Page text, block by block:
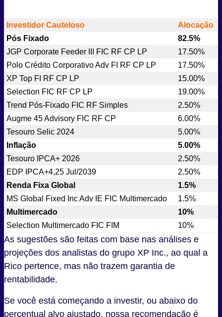
Investidor Cauteloso
Alocação
Pós Fixado
82.5%
JGP Corporate Feeder III FIC RF CP LP
17.50%
Polo Crédito Corporativo Adv FI RF CP LP
17.50%
XP Top FI RF CP LP
15.00%
Selection FIC RF CP LP
19.00%
Trend Pós-Fixado FIC RF Simples
2.50%
Augme 45 Advisory FIC RF CP
6.00%
Tesouro Selic 2024
5.00%
Inflação
5.00%
Tesouro IPCA+ 2026
2.50%
EDP IPCA+4,25 Jul/2039
2.50%
Renda Fixa Global
1.5%
MS Global Fixed Inc Adv IE FIC Multimercado
1.5%
Multimercado
10%
Selection Multimercado FIC FIM
10%
As sugestões são feitas com base nas análises e
projeções dos analistas do grupo XP Inc., ao qual a
Rico pertence, mas não trazem garantia de
rentabilidade.
Se você está começando a investir, ou abaixo do
percentual alvo ajustado, nossa recomendação é